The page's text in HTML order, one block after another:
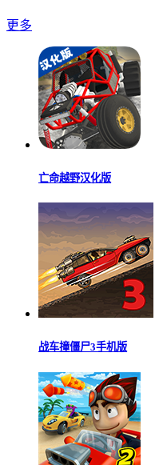
更多
亡命越野汉化版
战车撞僵尸3手机版